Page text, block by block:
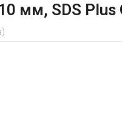
мм, SDS Plus